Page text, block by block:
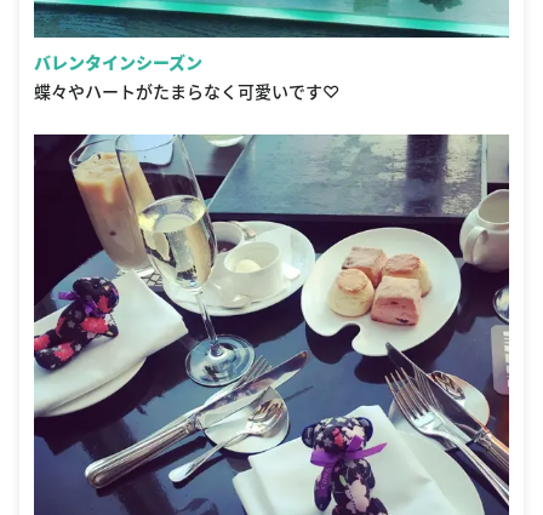
バレンタインシーズン
蝶々やハートがたまらなく可愛いです♡